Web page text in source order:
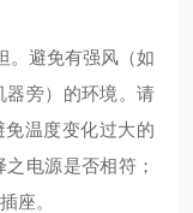
。避免有强风（如
器旁）的环境。请
温度变化过大的
电源是否相符；
座。